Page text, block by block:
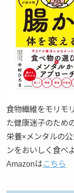
食物繊維をモリモ
た健康迷子のため
栄養×メンタルの
ンをおいしく食べ
Amazonはこちら